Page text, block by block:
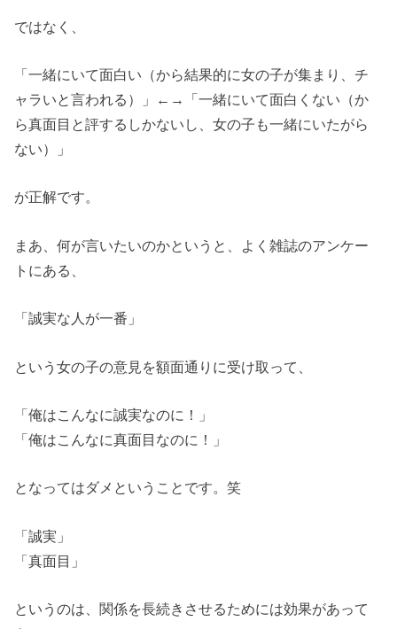
ではなく、
「一緒にいて面白い（から結果的に女の子が集まり、チ
ャラいと言われる）」←→「一緒にいて面白くない（か
ら真面目と評するしかないし、女の子も一緒にいたがら
ない）」
が正解です。
まあ、何が言いたいのかというと、よく雑誌のアンケー
トにある、
「誠実な人が一番」
という女の子の意見を額面通りに受け取って、
「俺はこんなに誠実なのに！」
「俺はこんなに真面目なのに！」
となってはダメということです。笑
「誠実」
「真面目」
というのは、関係を長続きさせるためには効果があって